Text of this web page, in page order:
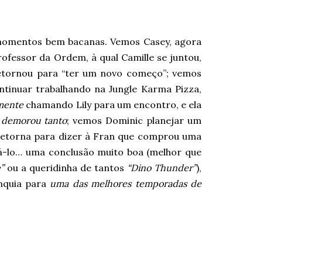
bem bacanas. Vemos Casey, agora
da Ordem, à qual Camille se juntou,
para “ter um novo começo”; vemos
trabalhando na Jungle Karma Pizza,
chamando Lily para um encontro, e ela
tanto; vemos Dominic planejar um
para dizer à Fran que comprou uma
lo… uma conclusão muito boa (melhor que
ou a queridinha de tantos “Dino Thunder”),
para uma das melhores temporadas de